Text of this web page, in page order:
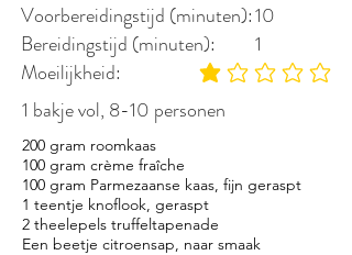
200 gram roomkaas
100 gram crème fraîche
100 gram Parmezaanse kaas, fijn geraspt
1 teentje knoflook, geraspt
2 theelepels truffeltapenade
Een beetje citroensap, naar smaak
1 bakje vol, 8-10 personen
gemiddelde waardering
10
1
Voorbereidingstijd (minuten):
Bereidingstijd (minuten):
Moeilijkheid: